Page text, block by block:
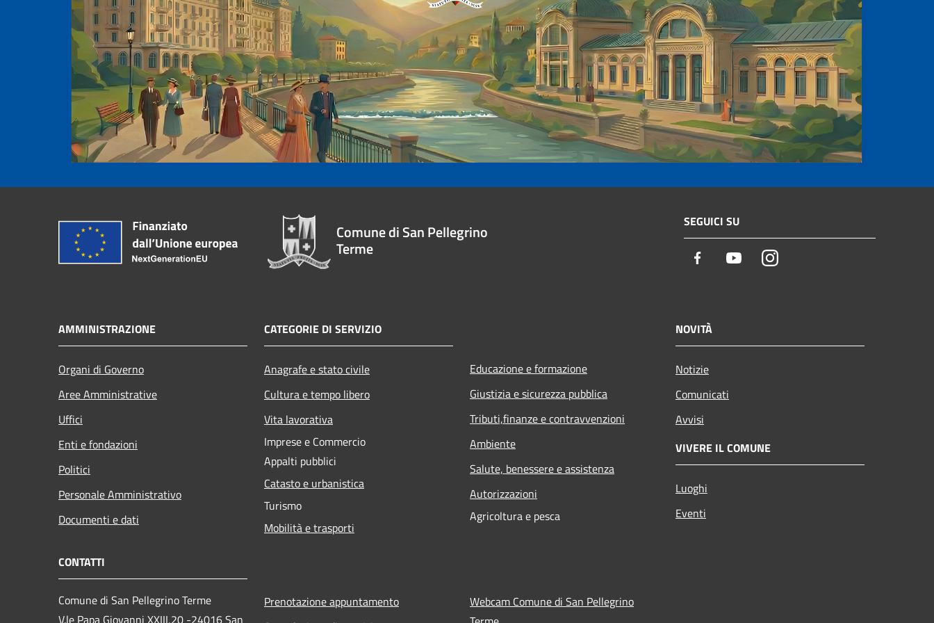
Comune di San Pellegrino
Terme
SEGUICI SU
Facebook YoutubeInstagram
AMMINISTRAZIONE
Organi di Governo
Aree Amministrative
Uffici
Enti e fondazioni
Politici
Personale Amministrativo
Documenti e dati
CATEGORIE DI SERVIZIO
Anagrafe e stato civile
Cultura e tempo libero
Vita lavorativa
Imprese e Commercio
Appalti pubblici
Catasto e urbanistica
Turismo
Mobilità e trasporti
Educazione e formazione
Giustizia e sicurezza pubblica
Tributi,finanze e contravvenzioni
Ambiente
Salute, benessere e assistenza
Autorizzazioni
Agricoltura e pesca
NOVITÀ
Notizie
Comunicati
Avvisi
VIVERE IL COMUNE
Luoghi
Eventi
CONTATTI
Comune di San Pellegrino Terme
V.le Papa Giovanni XXIII,20 -24016 San
Prenotazione appuntamento
Webcam Comune di San Pellegrino